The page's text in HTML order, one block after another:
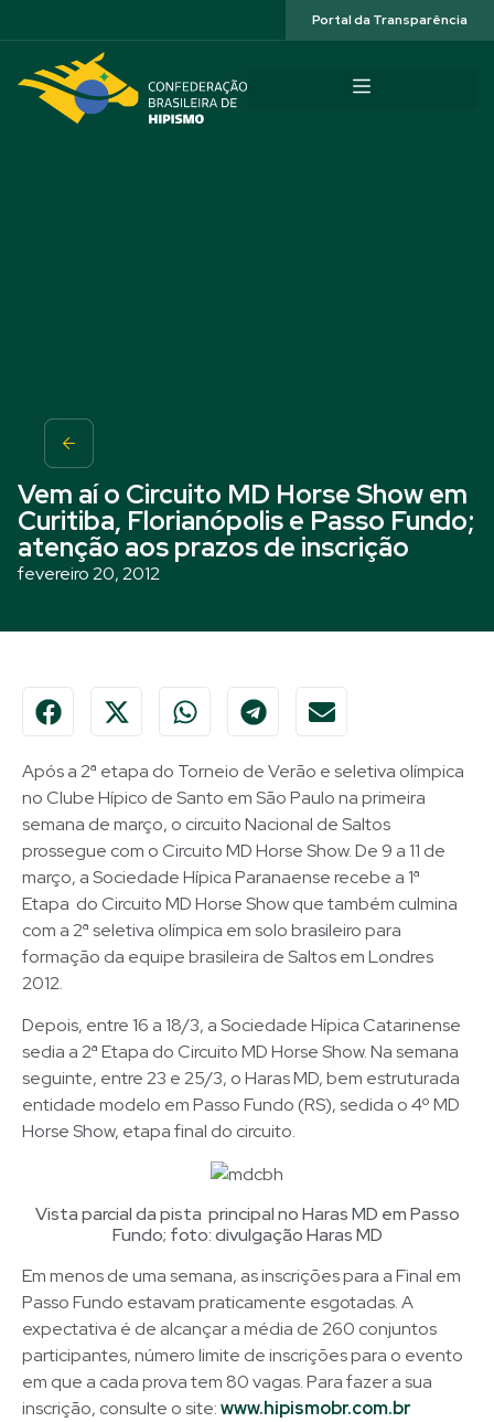
Portal da Transparência
Vem aí o Circuito MD Horse Show em
Curitiba, Florianópolis e Passo Fundo;
atenção aos prazos de inscrição
fevereiro 20, 2012
Após a 2ª etapa do Torneio de Verão e seletiva olímpica
no Clube Hípico de Santo em São Paulo na primeira
semana de março, o circuito Nacional de Saltos
prossegue com o Circuito MD Horse Show. De 9 a 11 de
março, a Sociedade Hípica Paranaense recebe a 1ª
Etapa do Circuito MD Horse Show que também culmina
com a 2ª seletiva olímpica em solo brasileiro para
formação da equipe brasileira de Saltos em Londres
2012.
Depois, entre 16 a 18/3, a Sociedade Hípica Catarinense
sedia a 2ª Etapa do Circuito MD Horse Show. Na semana
seguinte, entre 23 e 25/3, o Haras MD, bem estruturada
entidade modelo em Passo Fundo (RS), sedida o 4º MD
Horse Show, etapa final do circuito.
Vista parcial da pista principal no Haras MD em Passo
Fundo; foto: divulgação Haras MD
Em menos de uma semana, as inscrições para a Final em
Passo Fundo estavam praticamente esgotadas. A
expectativa é de alcançar a média de 260 conjuntos
participantes, número limite de inscrições para o evento
em que a cada prova tem 80 vagas. Para fazer a sua
inscrição, consulte o site:www.hipismobr.com.br